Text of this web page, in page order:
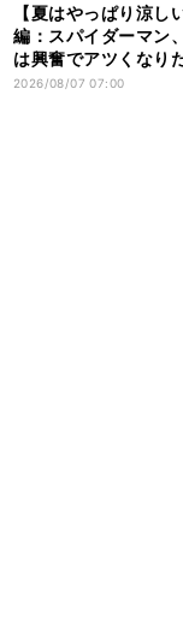
【夏はやっぱり涼し
編：スパイダーマン
は興奮でアツくなり
リしたい? - 編集部が
2026/08/07 07:00